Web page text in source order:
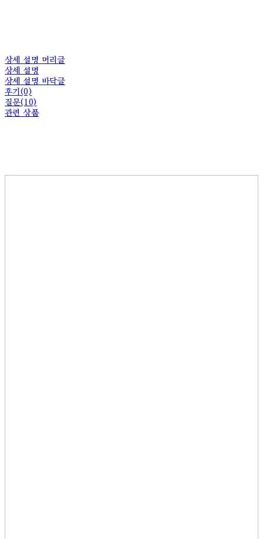
상세 설명 머리글
상세 설명
상세 설명 바닥글
후기(0)
질문(10)
관련 상품